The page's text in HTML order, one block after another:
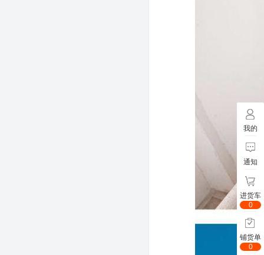
我的
通知
进货车
0
铺货单
0